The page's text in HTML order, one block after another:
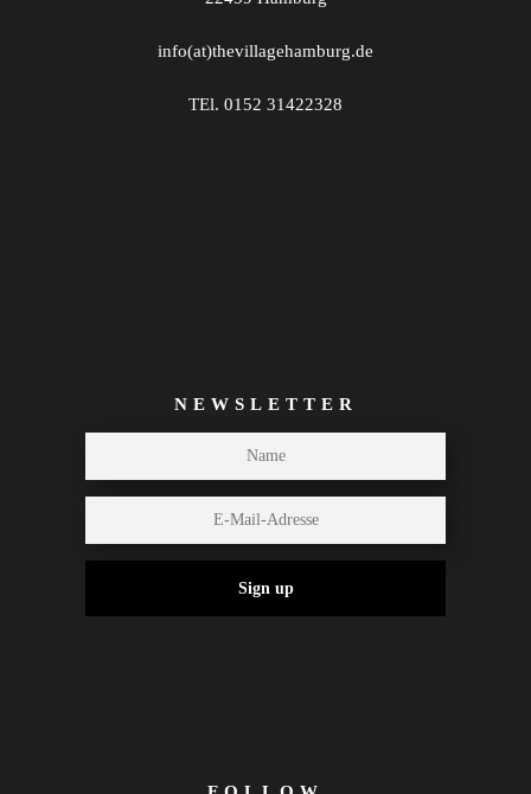
info(at)thevillagehamburg.de
TEl. 0152 31422328
NEWSLETTER
Sign up